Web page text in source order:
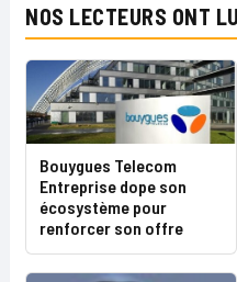
NOS LECTEURS ONT
Bouygues Telecom
Entreprise dope son
écosystème pour
renforcer son offre